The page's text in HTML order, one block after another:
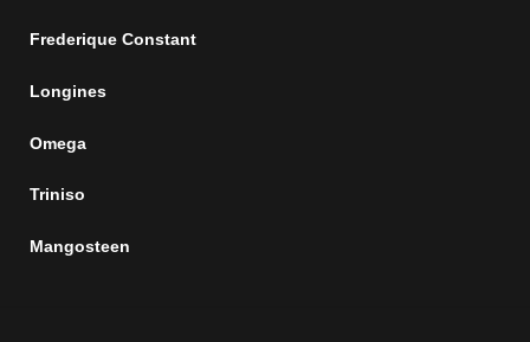
Frederique Constant
Longines
Omega
Triniso
Mangosteen